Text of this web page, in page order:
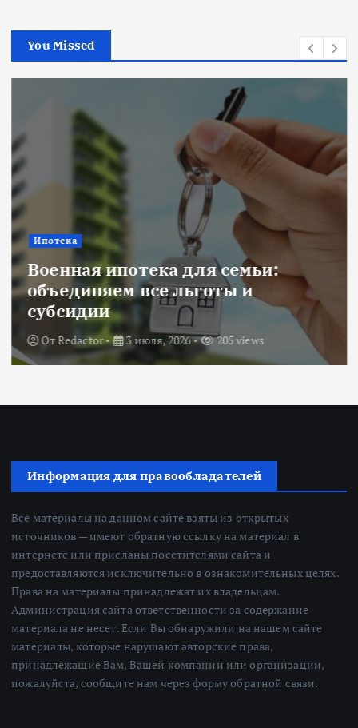
You Missed
Ипотека
Военная ипотека для семьи:
объединяем все льготы и
субсидии
ОтRedactor 3 июля, 2026 205 views
Информация для правообладателей
Все материалы на данном сайте взяты из открытых
источников — имеют обратную ссылку на материал в
интернете или присланы посетителями сайта и
предоставляются исключительно в ознакомительных целях.
Права на материалы принадлежат их владельцам.
Администрация сайта ответственности за содержание
материала не несет. Если Вы обнаружили на нашем сайте
материалы, которые нарушают авторские права,
принадлежащие Вам, Вашей компании или организации,
пожалуйста, сообщите нам через форму обратной связи.